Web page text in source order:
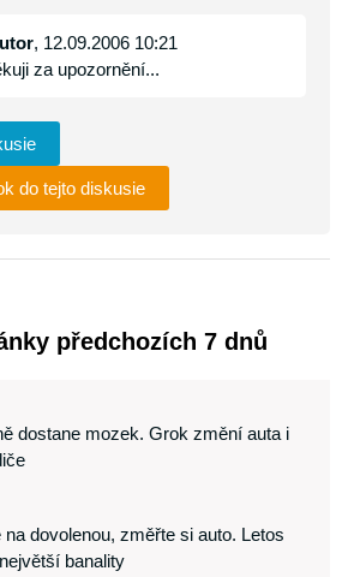
, 12.09.2006 10:21
za upozornění...
do tejto diskusie
předchozích 7 dnů
dostane mozek. Grok změní auta i
dovolenou, změřte si auto. Letos
banality